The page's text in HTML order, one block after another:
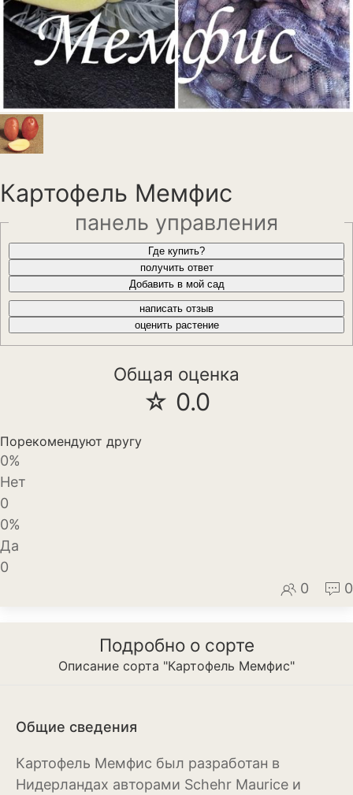
Анемона
Астильба
Астра
Бархатцы
Гейхера
Герань
Гладиолус
Годеция
Декоративный лук
Ипомея
Клематисы
Магнолия
Нарциссы
Картофель Мемфис
панель управления
Где купить?
получить ответ
Добавить в мой сад
написать отзыв
оценить растение
Общая оценка
☆ 0.0
Порекомендуют другу
0%
Нет
0
0%
Да
0
0
0
Подробно о сорте
Описание сорта "Картофель Мемфис"
Общие сведения
Картофель Мемфис был разработан в
Нидерландах авторами Schehr Maurice и